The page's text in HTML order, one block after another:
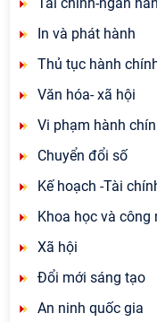
In và phát hành
Thủ tục hành
Văn hóa- xã hội
Vi phạm hành
Chuyển đổi số
Kế hoạch -Tài
Khoa học và công
Xã hội
Đổi mới sáng tạo
An ninh quốc gia